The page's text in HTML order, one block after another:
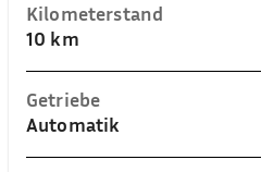
Kilometerstand
10 km
Getriebe
Automatik